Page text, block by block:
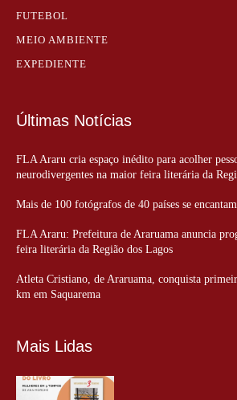
FUTEBOL
MEIO AMBIENTE
EXPEDIENTE
Últimas Notícias
FLA Araru cria espaço inédito para acolher
neurodivergentes na maior feira literária da
Mais de 100 fotógrafos de 40 países se
FLA Araru: Prefeitura de Araruama anuncia
feira literária da Região dos Lagos
Atleta Cristiano, de Araruama, conquista
km em Saquarema
Mais Lidas